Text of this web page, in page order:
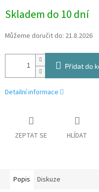
cena:
Skladem do 10 dní
Můžeme doručit do: 21.8.2026
Přidat do
Detailní informace
ZEPTAT SE HLÍDAT
Popis Diskuze